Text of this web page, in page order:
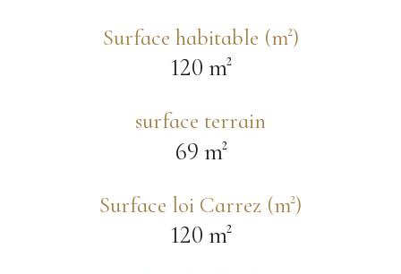
Surface habitable (m²)
120 m²
surface terrain
69 m²
Surface loi Carrez (m²)
120 m²